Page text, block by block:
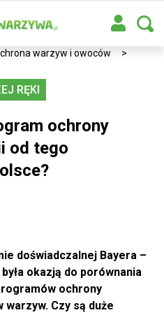
warzyw i owoców
>
RĘKI
ochrony
od tego
doświadczalnej Bayera –
okazją do porównania
ochrony
Czy są duże